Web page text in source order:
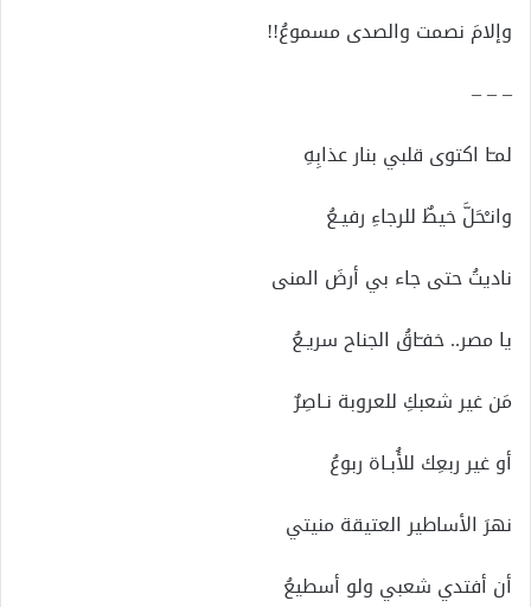
وإلامَ نصمت والصدى مسموعُ!!
– – –
لمـّا اكتوى قلبي بنار عذابِهِ
وانـْحَلَّ خيطٌ للرجاءِ رفيـعُ
ناديتُ حتى جاء بي أرضَ المنى
يا مصر.. خفـّاقُ الجناح سريـعُ
مَن غير شعبكِ للعروبة نـاصِرٌ
أو غير ربعِك للأُبـاة ربوعُ
نهرَ الأساطير العتيقة منيتي
أن أفتدي شعبي ولو أسطيعُ